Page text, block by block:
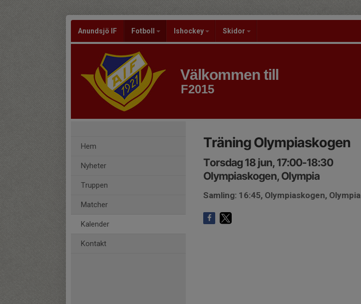
Anundsjö IF Fotboll Ishockey Skidor
Välkommen till
F2015
Hem
Nyheter
Truppen
Matcher
Kalender
Kontakt
Träning Olympiaskogen
Torsdag 18 jun, 17:00-18:30
Olympiaskogen, Olympia
Samling: 16:45, Olympiaskogen, Olympia